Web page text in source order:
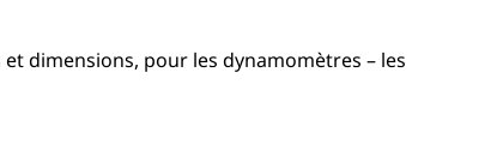
dimensions, pour les dynamomètres – les